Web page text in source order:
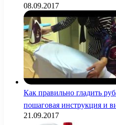
08.09.2017
Как правильно гладить
пошаговая инструкция и
21.09.2017